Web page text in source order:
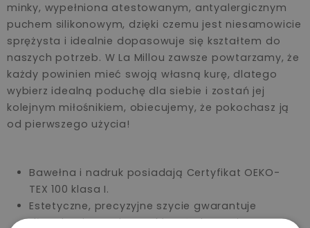
minky, wypełniona atestowanym, antyalergicznym
puchem silikonowym, dzięki czemu jest niesamowicie
sprężysta i idealnie dopasowuje się kształtem do
naszych potrzeb. W La Millou zawsze powtarzamy, że
każdy powinien mieć swoją własną kurę, dlatego
wybierz idealną poduchę dla siebie i zostań jej
kolejnym miłośnikiem, obiecujemy, że pokochasz ją
od pierwszego użycia!
Bawełna i nadruk posiadają Certyfikat OEKO-
TEX 100 klasa I.
Estetyczne, precyzyjne szycie gwarantuje
długoletnią przyjemność z użytkowania.